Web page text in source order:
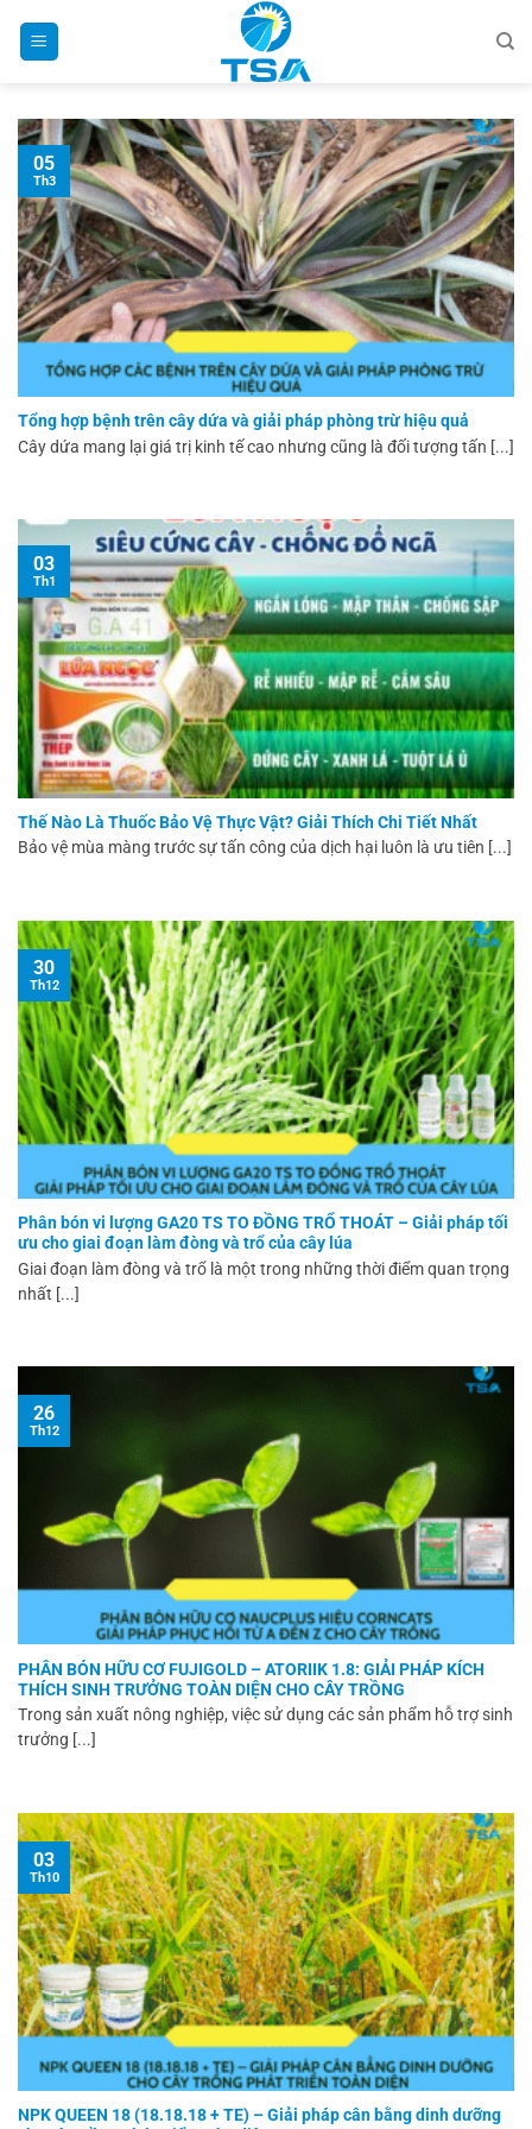
Tổng hợp bệnh trên cây dứa và giải pháp phòng trừ hiệu quả
Cây dứa mang lại giá trị kinh tế cao nhưng cũng là đối tượng tấn [...]
05
Th3
Thế Nào Là Thuốc Bảo Vệ Thực Vật? Giải Thích Chi Tiết Nhất
Bảo vệ mùa màng trước sự tấn công của dịch hại luôn là ưu tiên [...]
03
Th1
Phân bón vi lượng GA20 TS TO ĐỒNG TRỔ THOÁT – Giải pháp tối
ưu cho giai đoạn làm đòng và trổ của cây lúa
Giai đoạn làm đòng và trổ là một trong những thời điểm quan trọng
nhất [...]
30
Th12
PHÂN BÓN HỮU CƠ FUJIGOLD – ATORIIK 1.8: GIẢI PHÁP KÍCH
THÍCH SINH TRƯỞNG TOÀN DIỆN CHO CÂY TRỒNG
Trong sản xuất nông nghiệp, việc sử dụng các sản phẩm hỗ trợ sinh
trưởng [...]
26
Th12
NPK QUEEN 18 (18.18.18 + TE) – Giải pháp cân bằng dinh dưỡng
03
Th10